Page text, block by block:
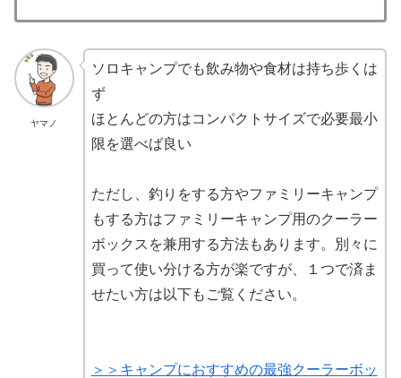
ヤマノ
ソロキャンプでも飲み物や食材は持ち歩くは
ず
ほとんどの方はコンパクトサイズで必要最小
限を選べば良い
ただし、釣りをする方やファミリーキャンプ
もする方はファミリーキャンプ用のクーラー
ボックスを兼用する方法もあります。別々に
買って使い分ける方が楽ですが、１つで済ま
せたい方は以下もご覧ください。
＞＞キャンプにおすすめの最強クーラーボッ